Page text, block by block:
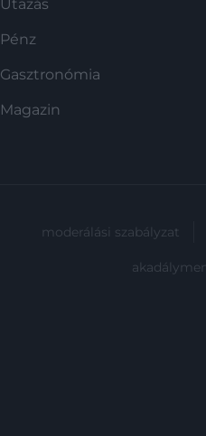
Utazás
Pénz
Gasztronómia
Magazin
moderálási szabályzat